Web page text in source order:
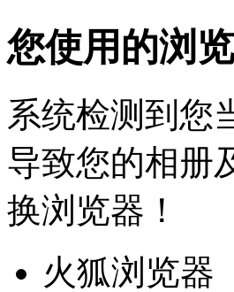
您使用的浏
系统检测到您
导致您的相册
换浏览器！
火狐浏览器